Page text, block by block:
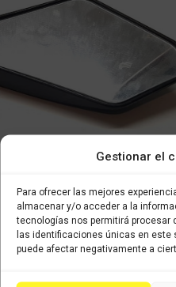
Gestionar el
Para ofrecer las mejores
almacenar y/o acceder a la
tecnologías nos permitirá procesar
las identificaciones únicas en este
puede afectar negativamente a